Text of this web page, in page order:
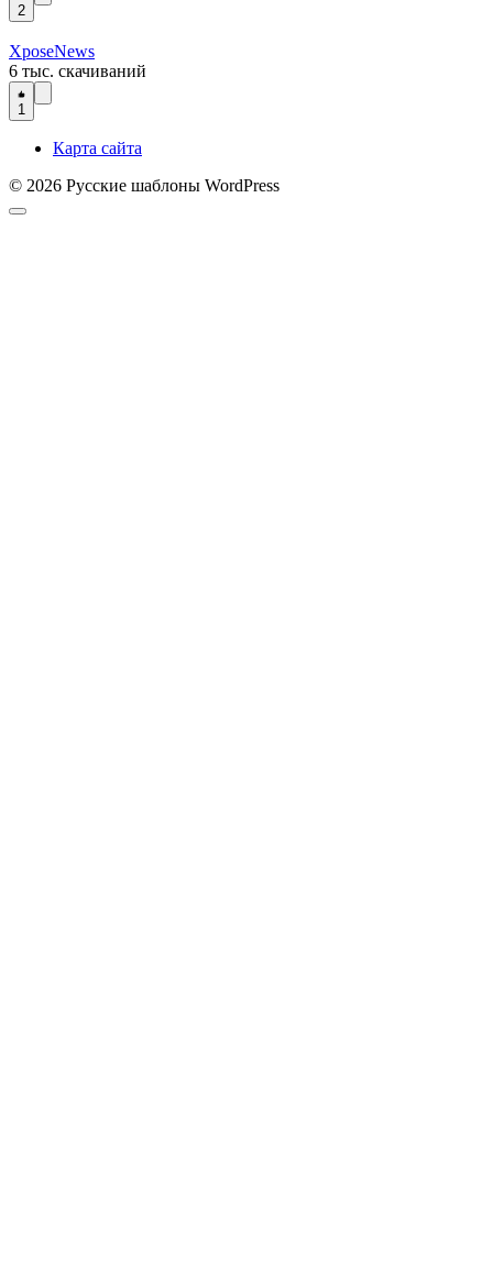
2
XposeNews
6 тыс. скачиваний
1
Карта сайта
© 2026 Русские шаблоны WordPress